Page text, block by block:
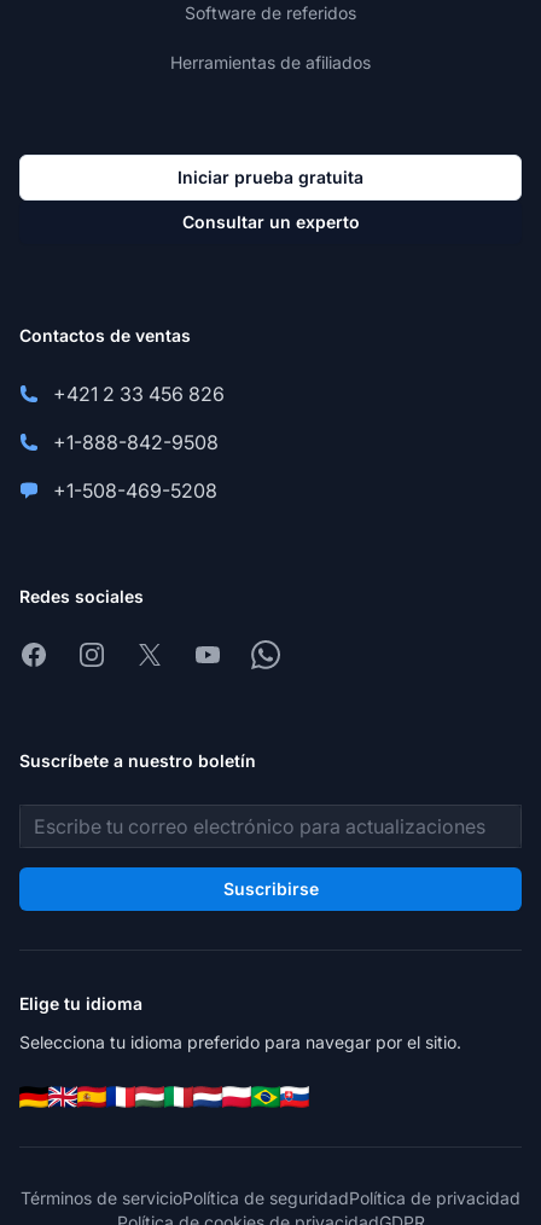
Software de referidos
Herramientas de afiliados
Iniciar prueba gratuita
Consultar un experto
Contactos de ventas
+421 2 33 456 826
+1-888-842-9508
+1-508-469-5208
Redes sociales
FacebookInstagram
X YoutubeWhatsapp
Suscríbete a nuestro boletín
Dirección de correo electrónico
Suscribirse
Elige tu idioma
Selecciona tu idioma preferido para navegar por el sitio.
Términos de servicioPolítica de seguridadPolítica de privacidad